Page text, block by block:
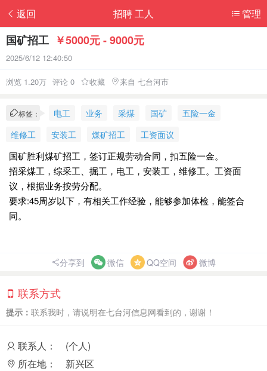
返回 管理
招聘 工人
国矿招工 ￥5000元 - 9000元
2025/6/12 12:40:50
浏览 1.20万 评论 0 收藏 来自 七台河市
标签： 电工 业务 采煤 国矿
五险一金
维修工
安装工 煤矿招工 工资面议
国矿胜利煤矿招工，签订正规劳动合同，扣五险一金。
招采煤工，综采工、掘工，电工，安装工，维修工。工资面
议，根据业务按劳分配。
要求:45周岁以下，有相关工作经验，能够参加体检，能签合
同。
分享到 微信 QQ空间 微博
联系方式
提示： 联系我时，请说明在七台河信息网看到的，谢谢！
联系人：
(个人)
所在地：
新兴区